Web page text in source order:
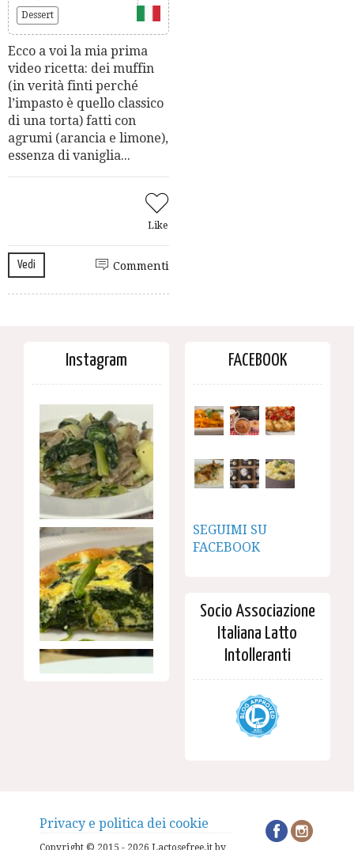
Dessert
Ecco a voi la mia prima
video ricetta: dei muffin
(in verità finti perché
l’impasto è quello classico
di una torta) fatti con
agrumi (arancia e limone),
essenza di vaniglia...
Like
Vedi Commenti
Instagram FACEBOOK
SEGUIMI SU
FACEBOOK
Socio Associazione
Italiana Latto
Intolleranti
Privacy e politica dei cookie
Copyright © 2015 - 2026 Lactosefree.it by